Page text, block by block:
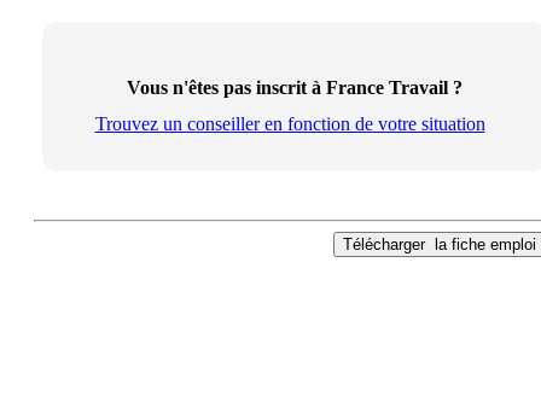
Vous n'êtes pas inscrit à France Travail ?
Trouvez un conseiller en fonction de votre situation
Télécharger la fiche emploi